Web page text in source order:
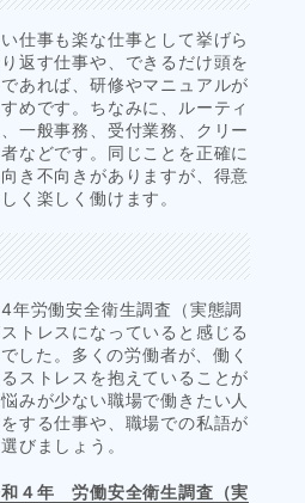
仕事も楽な仕事として挙げら
返す仕事や、できるだけ頭を
あれば、研修やマニュアルが
めです。ちなみに、ルーティ
一般事務、受付業務、クリー
などです。同じことを正確に
き不向きがありますが、得意
く楽しく働けます。
年労働安全衛生調査（実態調
トレスになっていると感じる
した。多くの労働者が、働く
ストレスを抱えていることが
みが少ない職場で働きたい人
する仕事や、職場での私語が
びましょう。
４年 労働安全衛生調査（実